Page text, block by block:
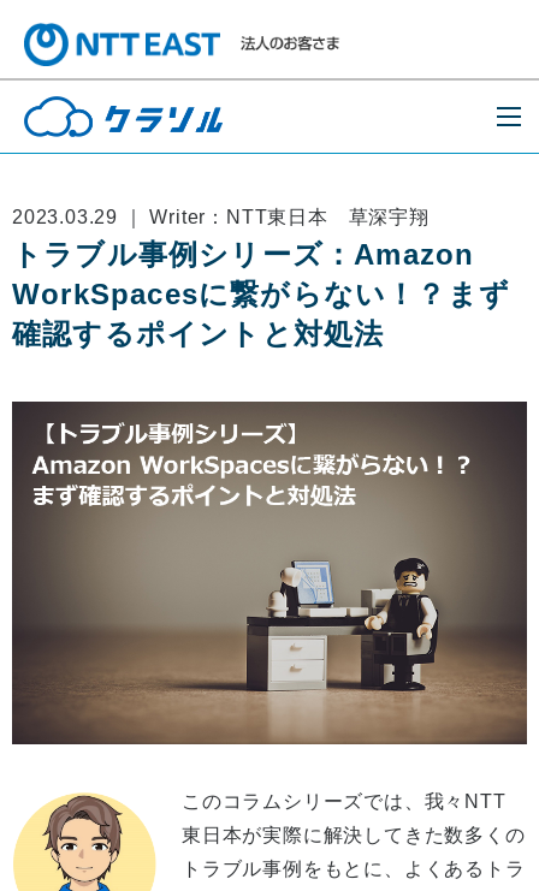
2023.03.29 ｜ Writer：NTT東日本 草深宇翔
トラブル事例シリーズ：Amazon
WorkSpacesに繋がらない！？まず
確認するポイントと対処法
このコラムシリーズでは、我々NTT
東日本が実際に解決してきた数多くの
トラブル事例をもとに、よくあるトラ